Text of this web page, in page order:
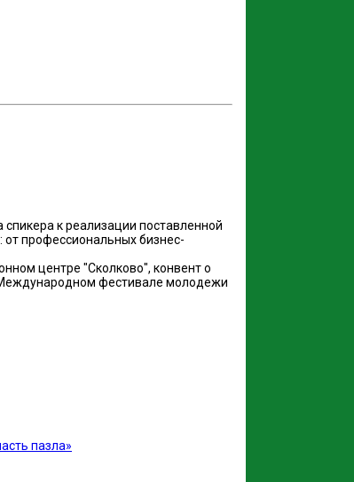
к реализации поставленной
от профессиональных бизнес-
центре "Сколково", конвент о
фестивале молодежи
пазла»